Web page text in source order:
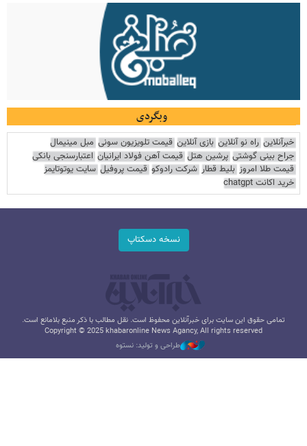
وبگردی
خبرآنلاین راه نو آنلاین بازی آنلاین قیمت تلویزیون سونی مبل مینیمال
جراح بینی گوشتی پرشین هتل قیمت آهن فولاد ایرانیان اعتبارسنجی بانکی
قیمت طلا امروز بلیط قطار شرکت رادوکو قیمت پروفیل سایت یوتوتایمز
خرید اکانت chatgpt
نسخه دسکتاپ
تمامی حقوق این سایت برای خبرآنلاین محفوظ است. نقل مطالب با ذکر منبع بلامانع است.
Copyright © 2025 khabaronline News Agancy, All rights reserved
طراحی و تولید: نستوه